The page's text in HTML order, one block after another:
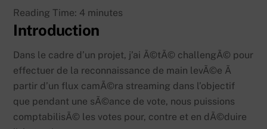
Reading Time: 4 minutes
Introduction
Dans le cadre d’un projet, j’ai Ã©tÃ© challengÃ© pour
effectuer de la reconnaissance de main levÃ©e Ã
partir d’un flux camÃ©ra streaming dans l’objectif
que pendant une sÃ©ance de vote, nous puissions
comptabilisÃ© les votes pour, contre et en dÃ©duire